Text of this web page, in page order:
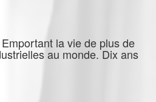
la vie de plus de
au monde. Dix ans